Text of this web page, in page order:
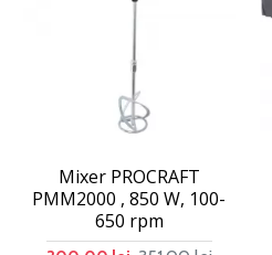
Mixer PROCRAFT
PMM2000 , 850 W, 100-
650 rpm